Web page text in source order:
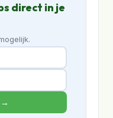
direct in je
→